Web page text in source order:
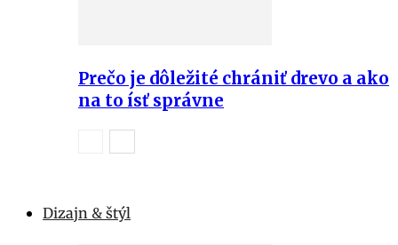
Prečo je dôležité chrániť drevo a ako
na to ísť správne
Dizajn & štýl